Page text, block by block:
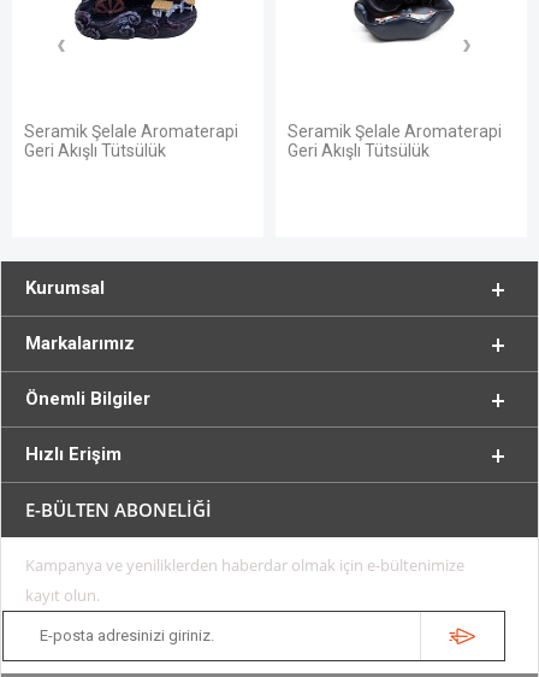
Seramik Şelale Aromaterapi
Geri Akışlı Tütsülük
Seramik Şelale Aromaterapi
Geri Akışlı Tütsülük
Kurumsal
Markalarımız
Önemli Bilgiler
Hızlı Erişim
E-BÜLTEN ABONELİĞİ
Kampanya ve yeniliklerden haberdar olmak için e-bültenimize
kayıt olun.